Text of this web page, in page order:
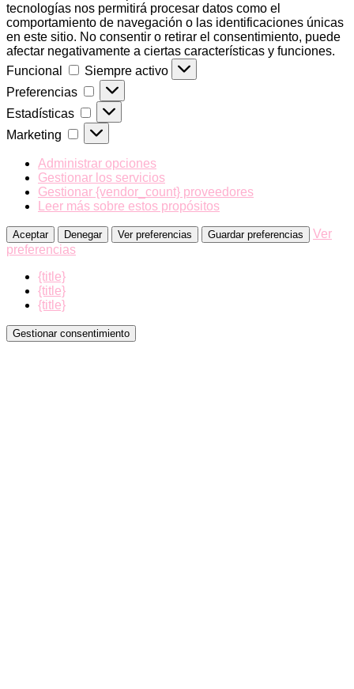
tecnologías nos permitirá procesar datos como el
comportamiento de navegación o las identificaciones únicas
en este sitio. No consentir o retirar el consentimiento, puede
afectar negativamente a ciertas características y funciones.
Funcional
Funcional
Siempre activo
Preferencias
Preferencias
Estadísticas Estadísticas
Marketing Marketing
Administrar opciones
Gestionar los servicios
Gestionar {vendor_count} proveedores
Leer más sobre estos propósitos
Aceptar Denegar Ver preferencias Guardar preferencias
Ver
preferencias
{title}
{title}
{title}
Gestionar consentimiento